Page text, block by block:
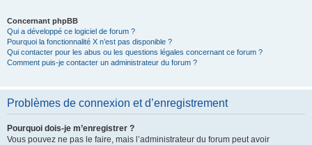
Concernant phpBB
Qui a développé ce logiciel de forum ?
Pourquoi la fonctionnalité X n’est pas disponible ?
Qui contacter pour les abus ou les questions légales concernant ce forum ?
Comment puis-je contacter un administrateur du forum ?
Problèmes de connexion et d’enregistrement
Pourquoi dois-je m’enregistrer ?
Vous pouvez ne pas le faire, mais l’administrateur du forum peut avoir